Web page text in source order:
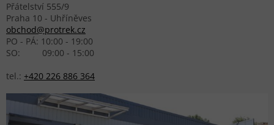
Přátelství 555/9
Praha 10 - Uhříněves
obchod@protrek.cz
PO - PÁ: 10:00 - 19:00
SO: 09:00 - 15:00
tel.: +420 226 886 364